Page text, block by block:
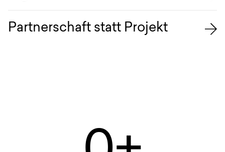
Partnerschaft statt Projekt